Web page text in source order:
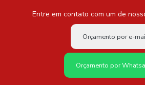
Entre em contato com um de
Orçamento por e-
Orçamento por